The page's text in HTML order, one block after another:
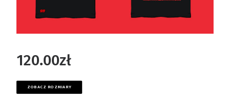
120.00zł
ZOBACZ ROZMIARY